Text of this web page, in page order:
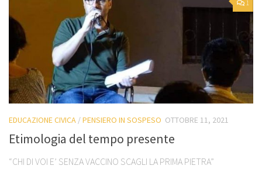
1
EDUCAZIONE CIVICA /PENSIERO IN SOSPESO OTTOBRE 11, 2021
Etimologia del tempo presente
“CHI DI VOI E’ SENZA VACCINO SCAGLI LA PRIMA PIETRA”